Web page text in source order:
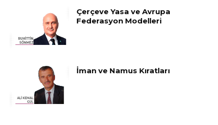
Çerçeve Yasa ve Avrupa
Federasyon Modelleri
İman ve Namus Kıratları